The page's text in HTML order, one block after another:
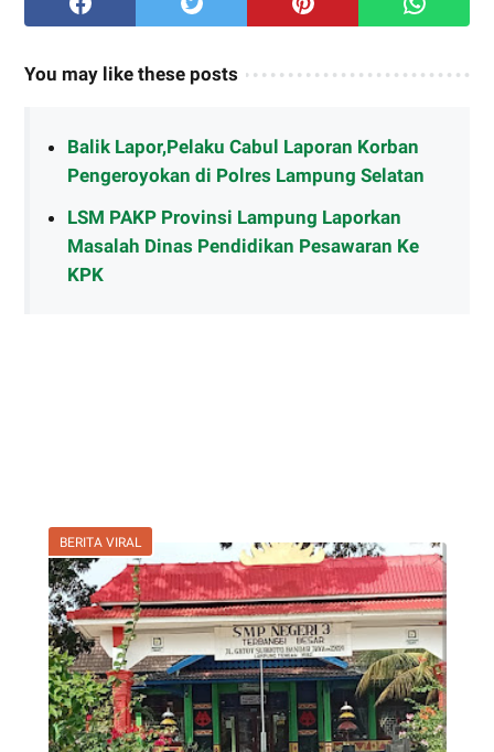
You may like these posts
Balik Lapor,Pelaku Cabul Laporan Korban
Pengeroyokan di Polres Lampung Selatan
LSM PAKP Provinsi Lampung Laporkan
Masalah Dinas Pendidikan Pesawaran Ke
KPK
BERITA VIRAL